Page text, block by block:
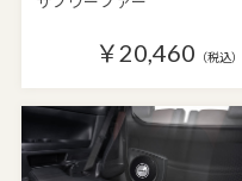
￥20,460 （税込）